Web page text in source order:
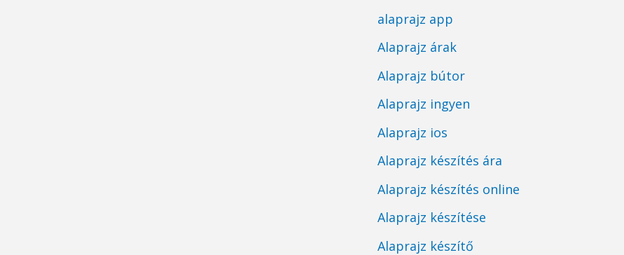
alaprajz app
Alaprajz árak
Alaprajz bútor
Alaprajz ingyen
Alaprajz ios
Alaprajz készítés ára
Alaprajz készítés online
Alaprajz készítése
Alaprajz készítő